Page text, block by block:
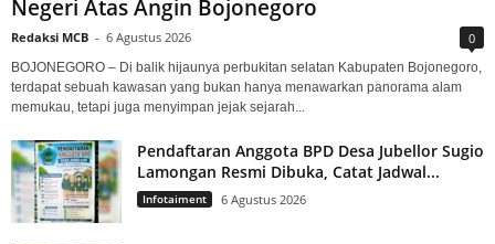
Negeri Atas Angin Bojonegoro
Redaksi MCB - 6 Agustus 2026 0
BOJONEGORO – Di balik hijaunya perbukitan selatan Kabupaten Bojonegoro,
terdapat sebuah kawasan yang bukan hanya menawarkan panorama alam
memukau, tetapi juga menyimpan jejak sejarah...
Pendaftaran Anggota BPD Desa Jubellor Sugio
Lamongan Resmi Dibuka, Catat Jadwal...
Infotaiment 6 Agustus 2026